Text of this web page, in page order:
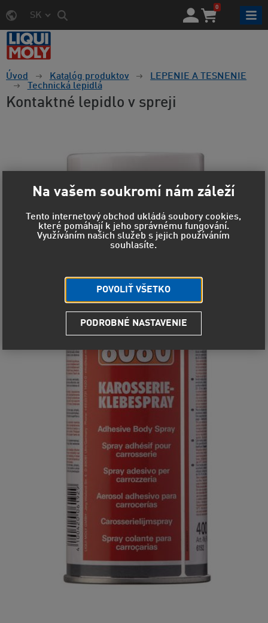
SK
0
Úvod Katalóg produktov
LEPENIE A TESNENIE
Technická lepidlá
Kontaktné lepidlo v spreji
Na vašem soukromí nám záleží
Tento internetový obchod ukládá soubory cookies,
které pomáhají k jeho správnému fungování.
Využíváním našich služeb s jejich používáním
souhlasíte.
POVOLIŤ VŠETKO
PODROBNÉ NASTAVENIE